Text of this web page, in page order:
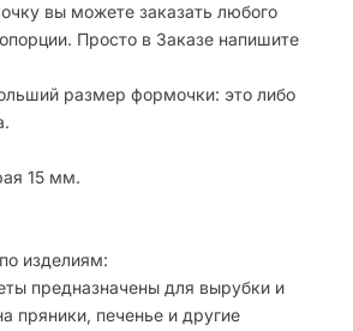
вы можете заказать любого
Просто в Заказе напишите
размер формочки: это либо
15 мм.
изделиям:
предназначены для вырубки и
пряники, печенье и другие